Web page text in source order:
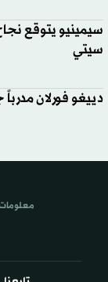
سيمينيو يتوقع
سيتي
دييغو فورلان